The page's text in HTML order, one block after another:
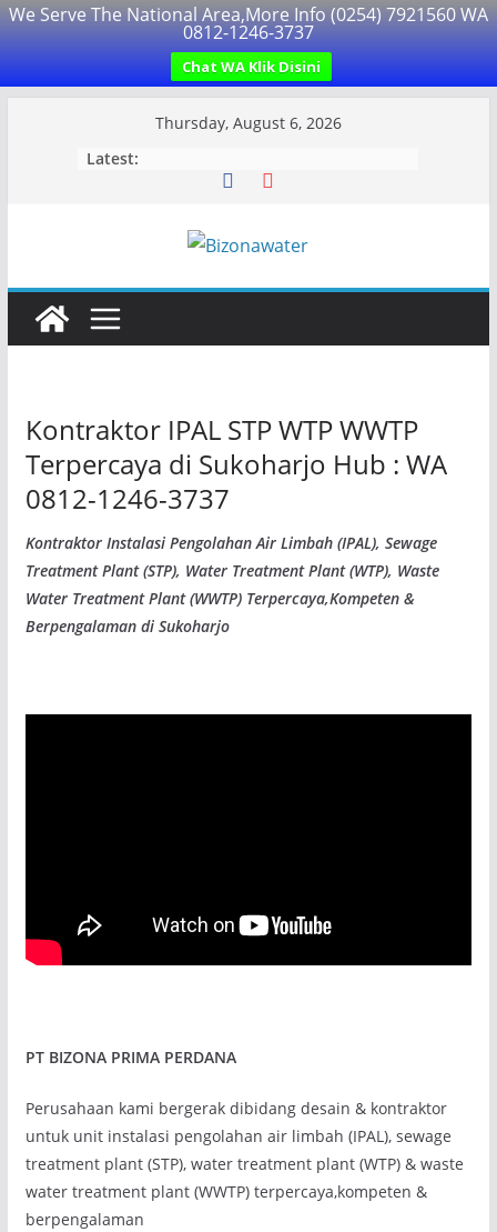
We Serve The National Area,More Info (0254) 7921560 WA
0812-1246-3737
Chat WA Klik Disini
Thursday, August 6, 2026
Latest:
Kontraktor IPAL STP WTP WWTP
Terpercaya di Sukoharjo Hub : WA
0812-1246-3737
Kontraktor Instalasi Pengolahan Air Limbah (IPAL), Sewage
Treatment Plant (STP), Water Treatment Plant (WTP), Waste
Water Treatment Plant (WWTP) Terpercaya,Kompeten &
Berpengalaman di Sukoharjo
PT BIZONA PRIMA PERDANA
Perusahaan kami bergerak dibidang desain & kontraktor
untuk unit instalasi pengolahan air limbah (IPAL), sewage
treatment plant (STP), water treatment plant (WTP) & waste
water treatment plant (WWTP) terpercaya,kompeten &
berpengalaman